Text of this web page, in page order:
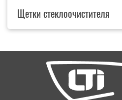
Щетки стеклоочистителя